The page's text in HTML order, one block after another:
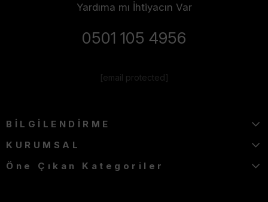
Yardıma mı İhtiyacın Var
0501 105 4956
[email protected]
BİLGİLENDİRME
KURUMSAL
Öne Çıkan Kategoriler